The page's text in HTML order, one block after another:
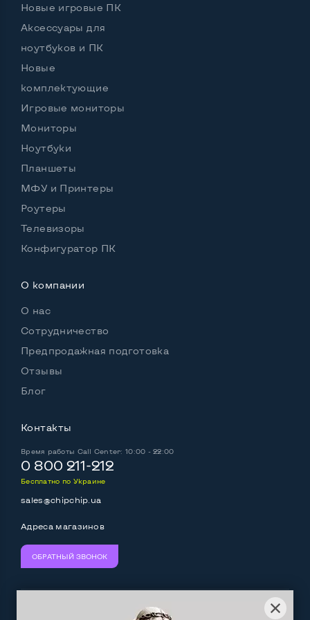
Остальные возможности:
Регулировка положения дисплея
Наклон, вперед назад
Комплектация: Монитор
Блок питания
Встроенные динамики
Новые игровые ПК
Аксессуары для
ноутбуков и ПК
Новые
комплектующие
Игровые мониторы
Мониторы
Ноутбуки
Планшеты
МФУ и Принтеры
Роутеры
Телевизоры
Конфигуратор ПК
О компании
О нас
Сотрудничество
Предпродажная подготовка
Отзывы
Блог
Контакты
Время работы Call Center: 10:00 - 22:00
0 800 211-212
Бесплатно по Украине
sales@chipchip.ua
Адреса магазинов
ОБРАТНЫЙ ЗВОНОК
Следите за нами: